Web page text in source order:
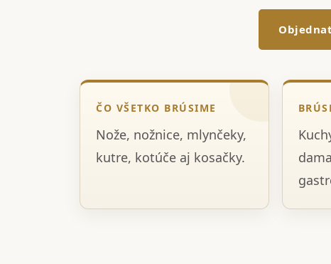
ČO VŠETKO BRÚSIME
Nože, nožnice, mlynčeky,
kutre, kotúče aj kosačky.